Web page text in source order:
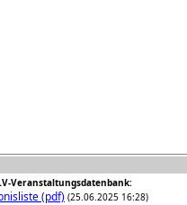
Veranstaltungsdatenbank:
(pdf) (25.06.2025 16:28)